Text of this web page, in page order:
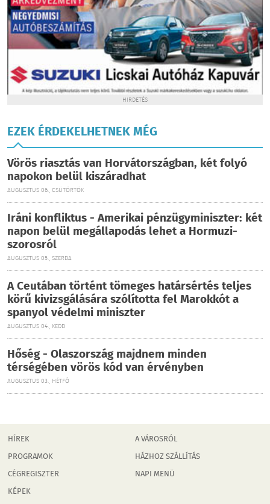
HIRDETÉS
EZEK ÉRDEKELHETNEK MÉG
Vörös riasztás van Horvátországban, két folyó
napokon belül kiszáradhat
AUGUSZTUS 06., CSÜTÖRTÖK
Iráni konfliktus - Amerikai pénzügyminiszter: két
napon belül megállapodás lehet a Hormuzi-
szorosról
AUGUSZTUS 05., SZERDA
A Ceutában történt tömeges határsértés teljes
körű kivizsgálására szólította fel Marokkót a
spanyol védelmi miniszter
AUGUSZTUS 04., KEDD
Hőség - Olaszország majdnem minden
térségében vörös kód van érvényben
AUGUSZTUS 03., HÉTFŐ
HÍREK
PROGRAMOK
CÉGREGISZTER
KÉPEK
A VÁROSRÓL
HÁZHOZ SZÁLLÍTÁS
NAPI MENÜ